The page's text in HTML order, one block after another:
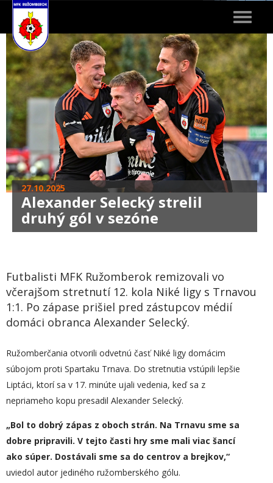
Toggle
27.10.2025
Alexander Selecký strelil
druhý gól v sezóne
Futbalisti MFK Ružomberok remizovali vo
včerajšom stretnutí 12. kola Niké ligy s Trnavou
1:1. Po zápase prišiel pred zástupcov médií
domáci obranca Alexander Selecký.
Ružomberčania otvorili odvetnú časť Niké ligy domácim
súbojom proti Spartaku Trnava. Do stretnutia vstúpili lepšie
Liptáci, ktorí sa v 17. minúte ujali vedenia, keď sa z
nepriameho kopu presadil Alexander Selecký.
„Bol to dobrý zápas z oboch strán. Na Trnavu sme sa
dobre pripravili. V tejto časti hry sme mali viac šancí
ako súper. Dostávali sme sa do centrov a brejkov,“
uviedol autor jediného ružomberského gólu.